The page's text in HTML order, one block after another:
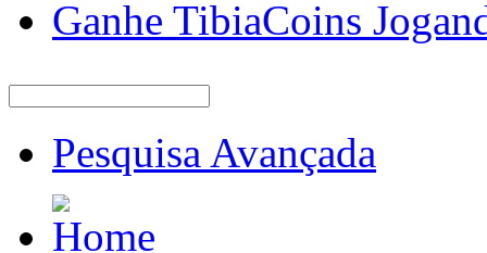
Ganhe TibiaCoins
Pesquisa Avançada